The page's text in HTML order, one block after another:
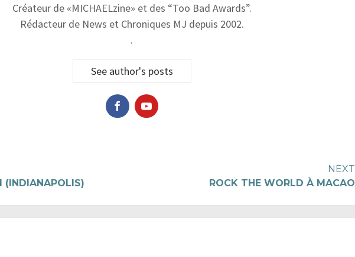
Créateur de «MICHAELzine» et des “Too Bad Awards”.
Rédacteur de News et Chroniques MJ depuis 2002.
.
See author's posts
(INDIANAPOLIS)
NEXT
ROCK THE WORLD À MACAO